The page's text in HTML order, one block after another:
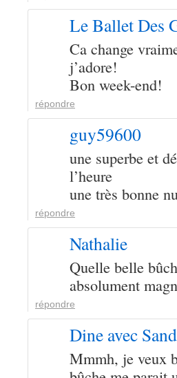
Le Ballet Des
Ca change
j’adore!
Bon week-end!
répondre
guy59600
une superbe et
l’heure
une très bonne
répondre
Nathalie
Quelle belle
absolument
répondre
Dine avec
Mmmh, je veux